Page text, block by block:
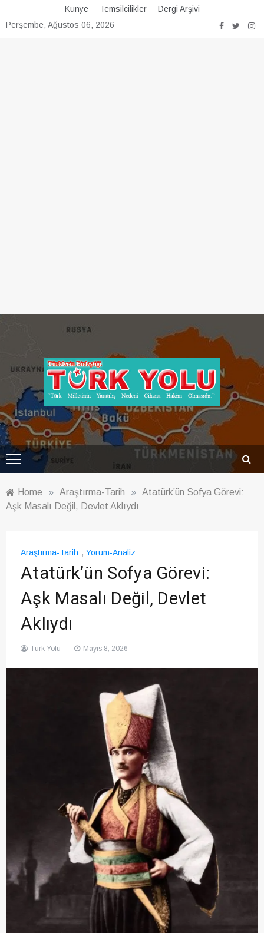
to
Künye Temsilcilikler
Dergi Arşivi
Perşembe, Ağustos 06, 2026
Türk Yolu Dergisi
Home » Araştırma-Tarih » Atatürk’ün Sofya Görevi:
Aşk Masalı Değil, Devlet Aklıydı
Araştırma-Tarih , Yorum-Analiz
Atatürk’ün Sofya Görevi:
Aşk Masalı Değil, Devlet
Aklıydı
Türk Yolu Mayıs 8, 2026